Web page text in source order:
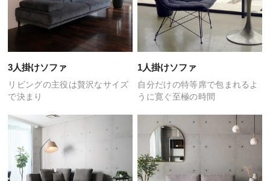
3人掛けソファ
リビングの主役は贅沢なサイズ
で決まり
1人掛けソファ
自分だけの特等席で包まれるよ
うに寛ぐ至極の時間